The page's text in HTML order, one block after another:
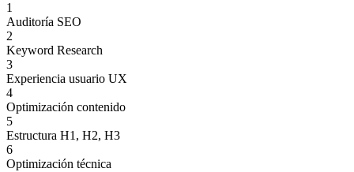
1
Auditoría SEO
2
Keyword Research
3
Experiencia usuario UX
4
Optimización contenido
5
Estructura H1, H2, H3
6
Optimización técnica